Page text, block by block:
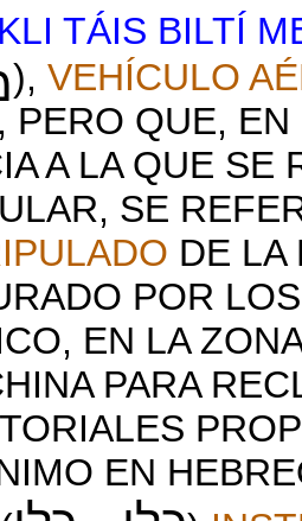
KLI TÁIS BILTÍ
), VEHÍCULO
, PERO QUE,
A LA QUE SE
SE
DE LA
POR
EN LA
PARA
EN